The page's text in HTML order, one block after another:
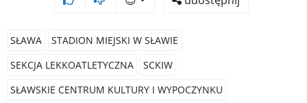
SŁAWA
STADION MIEJSKI W SŁAWIE
SEKCJA LEKKOATLETYCZNA
SCKIW
SŁAWSKIE CENTRUM KULTURY I WYPOCZYNKU